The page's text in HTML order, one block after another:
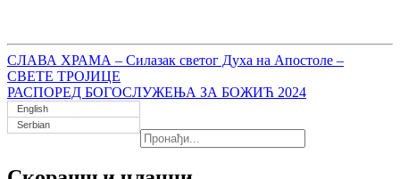
СЛАВА ХРАМА – Силазак светог Духа на Апостоле –
СВЕТЕ ТРОЈИЦЕ
РАСПОРЕД БОГОСЛУЖЕЊА ЗА БОЖИЋ 2024
English
Serbian